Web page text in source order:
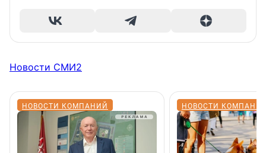
Новости СМИ2
НОВОСТИ КОМПАНИЙ НОВОСТИ